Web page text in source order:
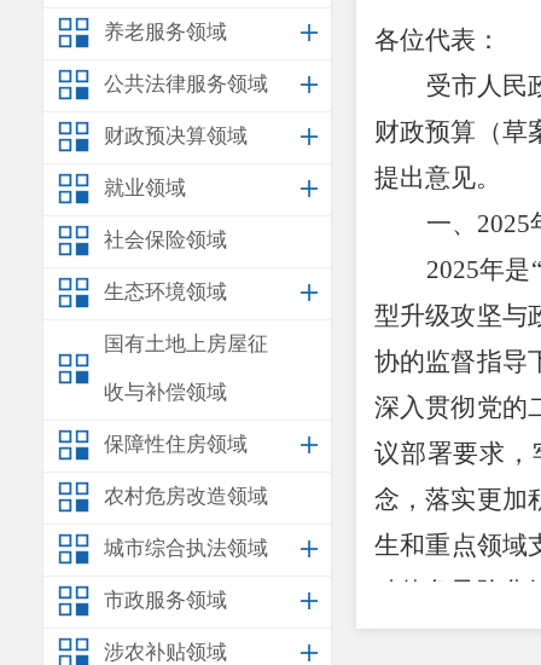
养老服务领域
公共法律服务领域
财政预决算领域
就业领域
社会保险领域
生态环境领域
国有土地上房屋征
收与补偿领域
保障性住房领域
农村危房改造领域
城市综合执法领域
市政服务领域
涉农补贴领域
各位代表：
受市人民
财政预算（草
提出意见。
一、 2025
2025年是“
型升级攻坚与
协的监督指导
深入贯彻党的
议部署要求，
念，落实更加
生和重点领域
动债务风险
支平衡，为推